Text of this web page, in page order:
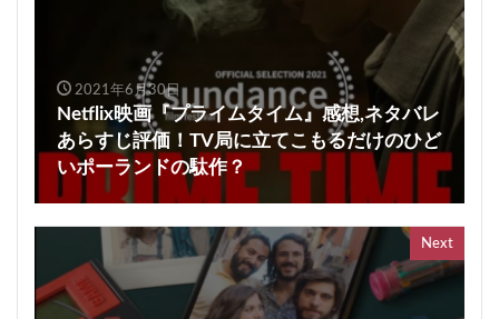
2021年6月30日
Netflix映画『プライムタイム』感想,ネタバレ
あらすじ評価！TV局に立てこもるだけのひど
いポーランドの駄作？
Next